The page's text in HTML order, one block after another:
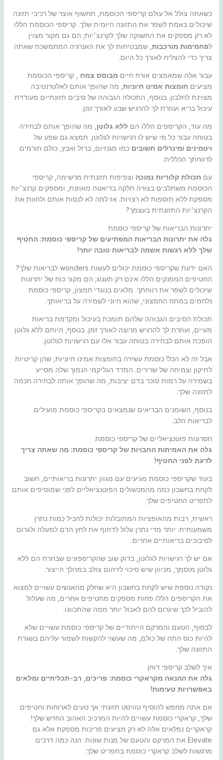
כשאתה צולל אל עולם קריספי הכוסמת, תחשוף אוצר של רכיבי תזונה
שיכולים באמת לשפר את התזונה היומית שלך. קריספי הכוסמת הללו
לא רק מספקים את התשוקה שלך לקרנצ'יות; הם גם מקור מצוין
לפחמימות מורכבות, שמבטיחות לך את האנרגיה המתמשכת שאתה
צריך כדי להצליח לאורך כל היום.
עבור אלה שמאמצים אורח חיים מבוסס צמח , קריספי הכוסמת
מציעים חומצות אמינו חיוניות, מה שהופך אותם לאלטרנטיבה
מצוינת לחלבון. בנוסף, התכולה הגבוהה של סיבים תזונתיים מעודדת
עיכול בריא ועוזרת לך להרגיש שבע לאורך זמן.
מה עוד, הקריספים הללו הם ללא גלוטן , מה שהופך אותם לבחירה
בטוחה עבור כל מי שיש לו רגישויות לגלוטן. תמצא גם שפע של
ויטמינים ומינרלים חשובים כמו מגנזיום, ברזל ואבץ, כולם תורמים
לרווחתך הכללית.
עם תכולת קלוריות נמוכה וצפיפות תזונתית מרשימה, קריספי
הכוסמת משתלבים בצורה חלקה בדיאטה מאוזנת, ומספקים קרנצ'יות
מספקת ללא תוספות לא רצויות. אז למה לא לנסות אותם ולחוות את
הקרנצ'יות התזונתית בעצמך?
יתרונות הבריאות של קריספי כוסמת
גלה את יתרונות הבריאות המפתיעים של קריספי כוסמת: החטיף
שלך ללא רגשות אשמה לבריאות טובה יותר!
האם ידעת שקריספי כוסמת יכולים לעשות wonders לבריאות שלך?
החטיפים המפנקים הללו אינם רק תענוג; הם מקור כוח של יתרונות
שיכולים לשפר את רווחתך. מלאים בנוגדי חמצון, קריספי כוסמת
נלחמים במתח החמצוני, שהוא חיוני לשמירה על בריאותך.
תכולת הסיבים הגבוהה שלהם תומכת בעיכול ומקדמת בריאות
מעיים, ועוזרת לך להרגיש מרוצה לאורך זמן. בנוסף, היותם ללא גלוטן
הופכת אותם לבחירה בטוחה עבור אלו עם רגישויות לגלוטן.
אבל זה לא הכל! כוסמת עשירה בחומצות אמינו חיוניות, שהן קריטיות
לתיקון וצמיחה של שרירים. המדד הגליקמי הנמוך שלה מסייע
בשמירה על רמות סוכר בדם יציבות, מה שהופך אותה לבחירה חכמה
לתזונה שלך.
בנוסף, השומנים הבריאים שנמצאים בקריספי כוסמת מועילים
לבריאות הלב.
חסרונות פוטנציאליים של קריספי כוסמת
גלה את האמיתות החבויות של קריספי כוסמת: מה שאתה צריך
לדעת לפני החטיף!
בעוד שקריספי כוסמת מגיעים עם מגוון יתרונות בריאותיים, חשוב
לקחת בחשבון כמה מהמכשולים הפוטנציאליים לפני שמוסיפים אותם
לתפריט החטיפים שלך.
ראשית, רבות מהאופציות המתובלות יכולות להכיל כמות נתרן
משמעותית. יותר מדי נתרן עלול לדחוף את לחץ הדם למעלה ולגרום
לסיבוכים בריאותיים אחרים.
אם יש לך רגישויות לגלוטן, בדוק שוב שהקריספונים שבחרת הם ללא
גלוטן מוסמך, מכיוון שיש סיכוי לזיהום צולב במהלך הייצור.
נקודה נוספת שיש לקחת בחשבון היא שחלק מהאנשים עשויים למצוא
את הקריספים הללו פחות מספקים מחטיפים אחרים, מה שעלול
להוביל לכך שיגרום להם לאכול יותר ממה שהתכוונו.
לבסוף, הטעם והמרקם הייחודיים של קריספי כוסמת עשויים שלא
להיות כוס התה של כולם, מה שעשוי להקשות לשמור עליהם בשגרת
התזונה שלך.
איך לשלב קריספי דוחן
גלה את ההנאה מקראקרי כוסמת: פריכים, רב-תכליתיים ומלאים
באפשרויות טעימות!
אם אתה מחפש להוסיף טוויסט תזונתי אך טעים לארוחות וחטיפים
שלך, קראקרי כוסמת עשויים להיות המרכיב האהוב החדש שלך!
קראקרים נפלאים אלה לא רק מציעים פריכות מספקת אלא גם
Elevate את המרקם והטעם של מנות שונות. הנה כמה דרכים
מרגשות לשלב קראקרי כוסמת בתפריט שלך: